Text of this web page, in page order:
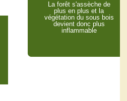
La forêt s'assèche de
plus en plus et la
végétation du sous bois
devient donc plus
inflammable